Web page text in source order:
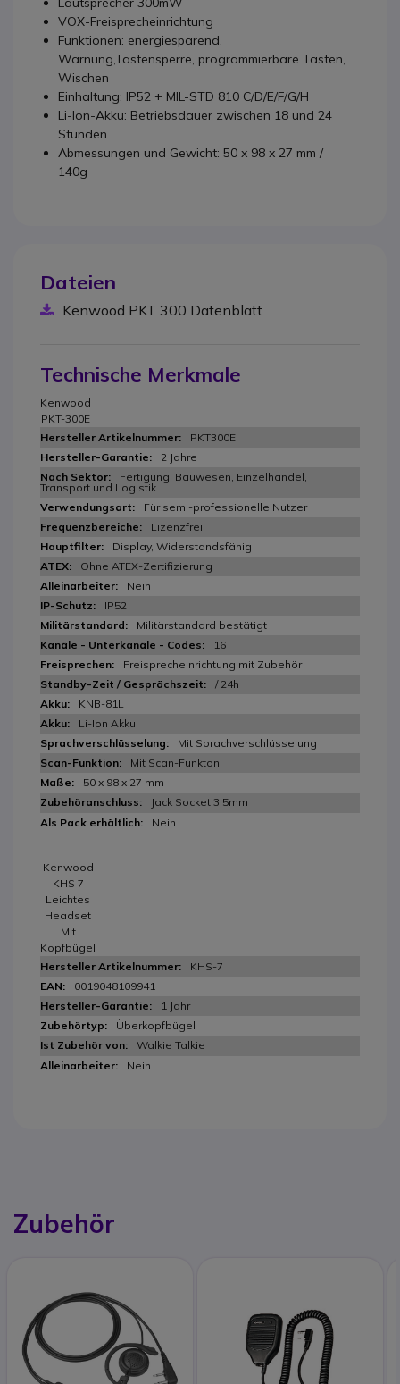
VOX-Freisprecheinrichtung
Funktionen: energiesparend,
Warnung,Tastensperre, programmierbare Tasten,
Wischen
Einhaltung: IP52 + MIL-STD 810 C/D/E/F/G/H
Li-Ion-Akku: Betriebsdauer zwischen 18 und 24
Stunden
Abmessungen und Gewicht: 50 x 98 x 27 mm /
140g
Dateien
Kenwood PKT 300 Datenblatt
Technische Merkmale
Kenwood
PKT-300E
PKT300E
2 Jahre
Fertigung, Bauwesen, Einzelhandel,
Transport und Logistik
Für semi-professionelle Nutzer
Lizenzfrei
Display, Widerstandsfähig
Ohne ATEX-Zertifizierung
Nein
IP52
Militärstandard bestätigt
16
Freisprecheinrichtung mit Zubehör
/ 24h
KNB-81L
Li-Ion Akku
Mit Sprachverschlüsselung
Mit Scan-Funkton
50 x 98 x 27 mm
Jack Socket 3.5mm
Nein
Kenwood
KHS 7
Leichtes
Headset
Mit
Kopfbügel
KHS-7
0019048109941
1 Jahr
Überkopfbügel
Walkie Talkie
Nein
Zubehör